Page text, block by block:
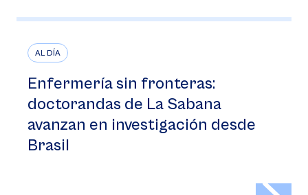
AL DÍA
Enfermería sin fronteras:
doctorandas de La Sabana
avanzan en investigación desde
Brasil